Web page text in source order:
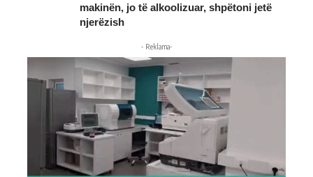
makinën, jo të alkoolizuar, shpëtoni jetë
njerëzish
- Reklama-